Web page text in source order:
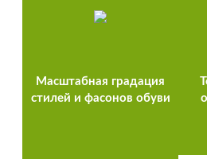
Масштабная градация
стилей и фасонов обуви